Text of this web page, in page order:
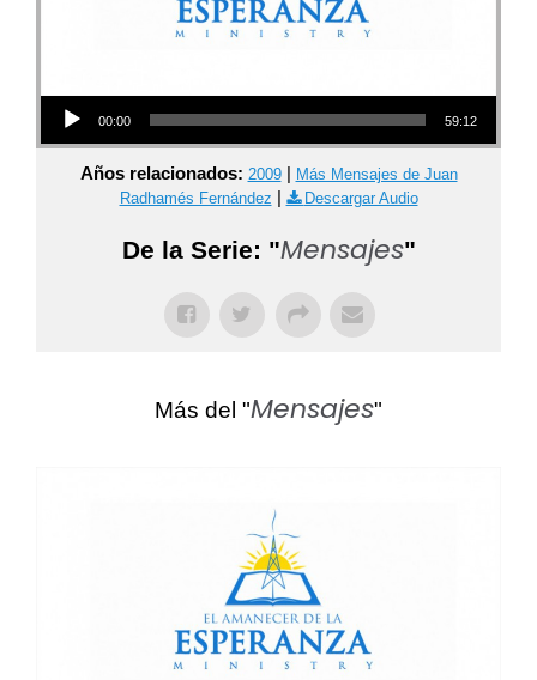
Audio Player
00:00 59:12
Años relacionados: 2009| Más Mensajes de Juan
Radhamés Fernández | Descargar Audio
De la Serie: "Mensajes"
Más del "Mensajes"